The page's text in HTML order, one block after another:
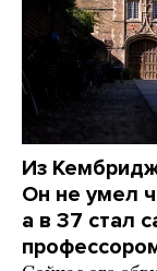
Из
Он не умел
а в 37 стал